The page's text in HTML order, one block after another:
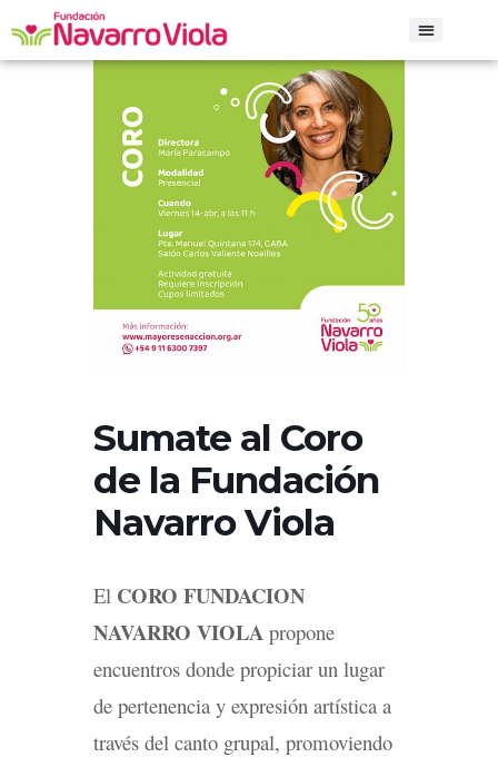
Sumate al Coro
de la Fundación
Navarro Viola
El CORO FUNDACION
NAVARRO VIOLA propone
encuentros donde propiciar un lugar
de pertenencia y expresión artística a
través del canto grupal, promoviendo